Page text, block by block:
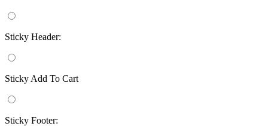
Sticky Header:
Sticky Add To Cart
Sticky Footer: